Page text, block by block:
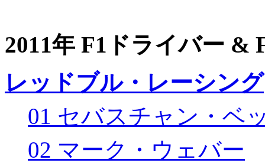
2011年 F1ドライバー &
レッドブル・レーシング
01 セバスチャン・ベ
02 マーク・ウェバー